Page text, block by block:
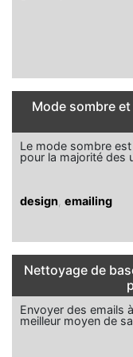
Mode sombre
Le mode sombre
pour la majorité des
design emailing
Nettoyage de
Envoyer des emails
meilleur moyen de